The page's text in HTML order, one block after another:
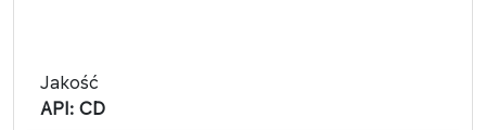
Jakość
API: CD